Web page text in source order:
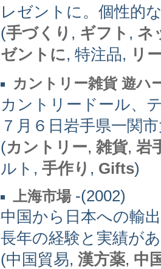
レゼントに。個性的
(手づくり , ギフト , ネ
ゼントに, 特注品, リ
カントリー雑貨 遊ハ
カントリードール、
７月６日岩手県一関
(カントリー, 雑貨, 岩
ルト, 手作り , Gifts)
上海市場-(2002)
中国から日本への輸
長年の経験と実績が
(中国貿易, 漢方薬, 中